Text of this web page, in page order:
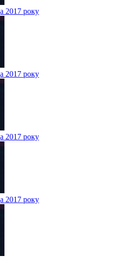
2017 року
2017 року
2017 року
2017 року